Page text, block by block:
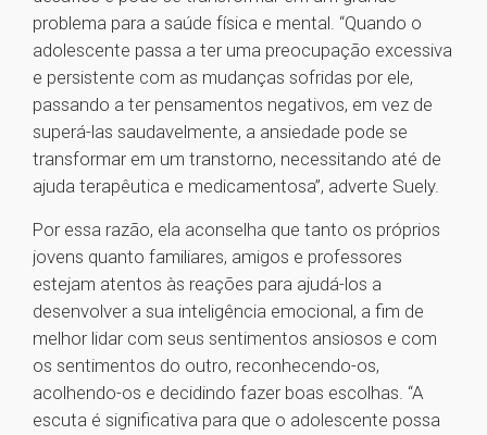
problema para a saúde física e mental. “Quando o
adolescente passa a ter uma preocupação excessiva
e persistente com as mudanças sofridas por ele,
passando a ter pensamentos negativos, em vez de
superá-las saudavelmente, a ansiedade pode se
transformar em um transtorno, necessitando até de
ajuda terapêutica e medicamentosa”, adverte Suely.
Por essa razão, ela aconselha que tanto os próprios
jovens quanto familiares, amigos e professores
estejam atentos às reações para ajudá-los a
desenvolver a sua inteligência emocional, a fim de
melhor lidar com seus sentimentos ansiosos e com
os sentimentos do outro, reconhecendo-os,
acolhendo-os e decidindo fazer boas escolhas. “A
escuta é significativa para que o adolescente possa